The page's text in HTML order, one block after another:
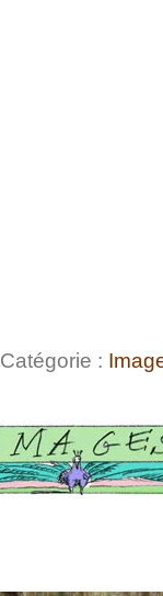
Catégorie :